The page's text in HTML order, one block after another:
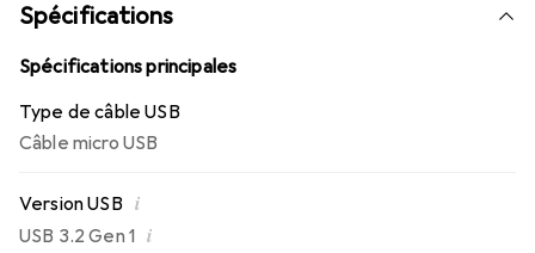
Spécifications
Spécifications principales
Type de câble USB
Câble micro USB
Version USB i
USB 3.2 Gen 1 i